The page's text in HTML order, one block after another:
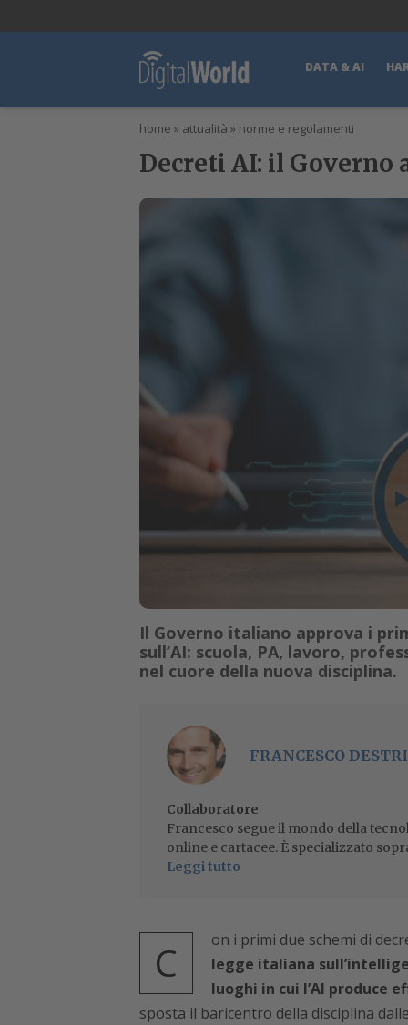
DATA & AI
home » attualità » norme e regolamenti
Decreti AI: il Governo
Il Governo italiano approva i
sull’AI: scuola, PA, lavoro,
nel cuore della nuova disciplina.
FRANCESCO DESTRI
Collaboratore
Francesco segue il mondo della
online e cartacee. È specializzato
Leggi tutto
C on i primi due schemi di
legge italiana
luoghi in cui l’AI produce
sposta il baricentro della disciplina